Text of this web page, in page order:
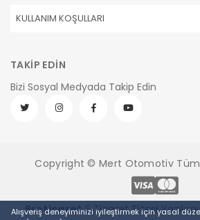
Alışveriş deneyiminizi iyileştirmek için yasal
KULLANIM KOŞULLARI
TAKİP EDİN
Bizi Sosyal Medyada Takip Edin
Copyright © Mert Otomotiv Tüm
Pro ticaret E Ticaret Sitesi